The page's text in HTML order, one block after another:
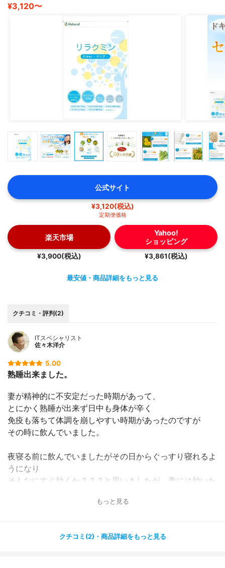
¥3,120〜
公式サイト
¥3,120(税込)
定期便価格
楽天市場
¥3,900(税込)
Yahoo!
ショッピング
¥3,861(税込)
最安値・商品詳細をもっと見る
クチコミ・評判(2)
ITスペシャリスト
佐々木洋介
5.00
熟睡出来ました。
妻が精神的に不安定だった時期があって、
とにかく熟睡が出来ず日中も身体が辛く
免疫も落ちて体調を崩しやすい時期があったのですが
その時に飲んでいました。
夜寝る前に飲んでいましたがその日からぐっすり寝れるよ
うになり
そんなにすぐ効くか？？？と思いましたが、妻には効いた
気持ち的に安心したのもあるのかなとも思いますが。
それから1ヶ月は飲んでいました。
もっと見る
クチコミ(2)・商品詳細をもっと見る